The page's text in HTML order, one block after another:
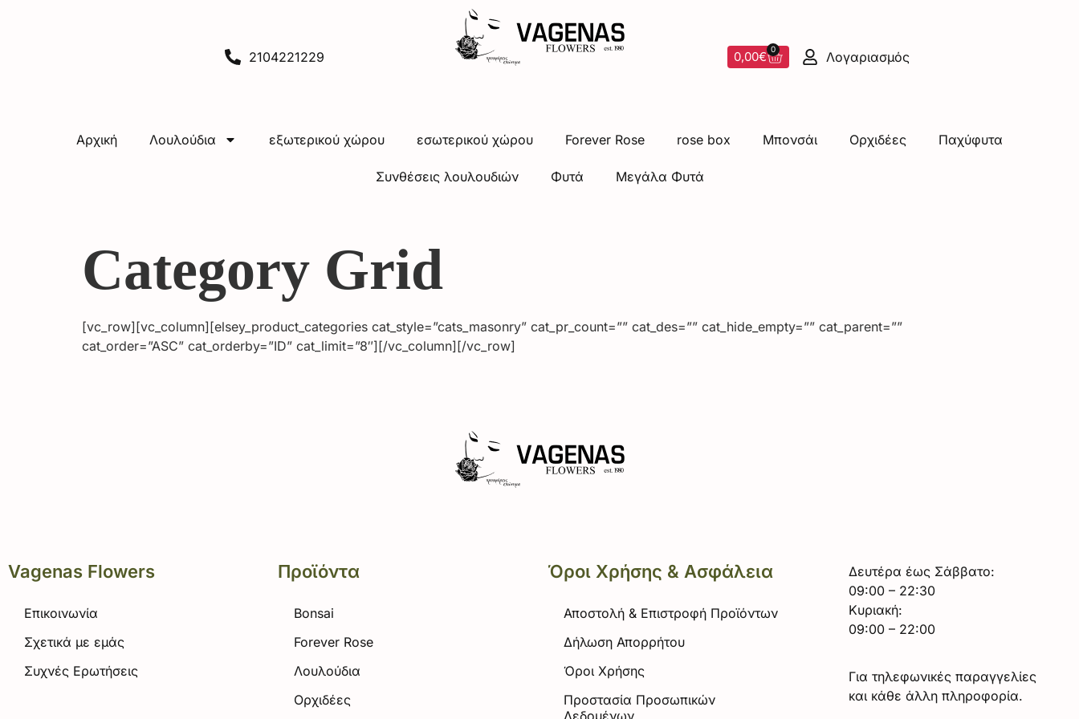
2104221229 0,00€
0 Λογαριασμός
Αρχική Λουλούδια εξωτερικού χώρου εσωτερικού χώρου Forever Rose rose box Μπονσάι Ορχιδέες Παχύφυτα
Συνθέσεις λουλουδιών Φυτά Μεγάλα Φυτά
Category Grid
[vc_row][vc_column][elsey_product_categories cat_style=”cats_masonry” cat_pr_count=”” cat_des=”” cat_hide_empty=”” cat_parent=””
cat_order=”ASC” cat_orderby=”ID” cat_limit=”8″][/vc_column][/vc_row]
Vagenas Flowers
Επικοινωνία
Σχετικά με εμάς
Συχνές Ερωτήσεις
Προϊόντα
Bonsai
Forever Rose
Λουλούδια
Ορχιδέες
Όροι Χρήσης & Ασφάλεια
Αποστολή & Επιστροφή Προϊόντων
Δήλωση Απορρήτου
Όροι Χρήσης
Προστασία Προσωπικών
Δευτέρα έως Σάββατο:
09:00 – 22:30
Κυριακή:
09:00 – 22:00
Για τηλεφωνικές παραγγελίες
και κάθε άλλη πληροφορία.